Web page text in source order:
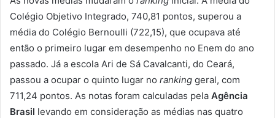
Colégio Objetivo Integrado, 740,81 pontos, superou a
média do Colégio Bernoulli (722,15), que ocupava até
então o primeiro lugar em desempenho no Enem do ano
passado. Já a escola Ari de Sá Cavalcanti, do Ceará,
passou a ocupar o quinto lugar no ranking geral, com
711,24 pontos. As notas foram calculadas pela Agência
Brasil levando em consideração as médias nas quatro